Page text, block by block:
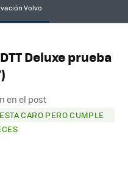
Volvo
Deluxe prueba
en el post
CARO PERO CUMPLE